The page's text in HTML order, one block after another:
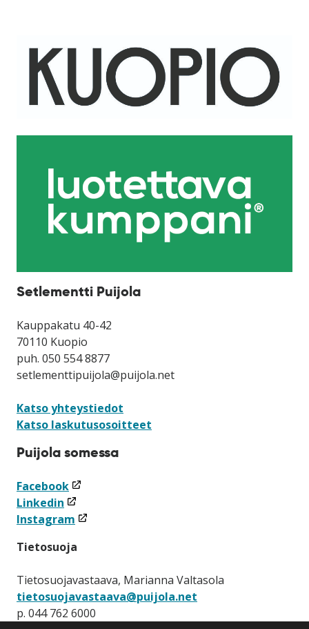
Setlementti Puijola
Kauppakatu 40-42
70110 Kuopio
puh. 050 554 8877
setlementtipuijola@puijola.net
Katso yhteystiedot
Katso laskutusosoitteet
Puijola somessa
Facebook(linkki
avataan
uuteen
Linkedin (linkki
avataan
ikkunaan)
Instagram (linkki
uuteen
Tietosuoja
Tietosuojavastaava, Marianna Valtasola
tietosuojavastaava@puijola.net
p. 044 762 6000